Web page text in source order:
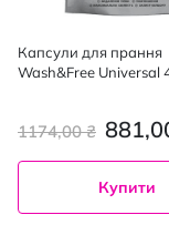
Капсули для прання
Wash&Free Universal
1174,00 ₴
Купити